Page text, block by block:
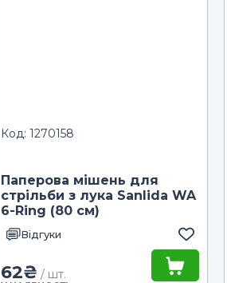
Код: 1270158
Паперова мішень для
стрільби з лука Sanlida WA
6-Ring (80 см)
Відгуки
62₴ / шт.